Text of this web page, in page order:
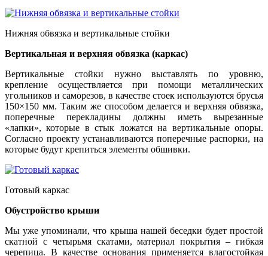
Нижняя обвязка и вертикальные стойки
Вертикальная и верхняя обвязка (каркас)
Вертикальные стойки нужно выставлять по уровню,
крепление осуществляется при помощи металлических
угольников и саморезов, в качестве стоек используются брусья
150×150 мм. Таким же способом делается и верхняя обвязка,
поперечные перекладины должны иметь вырезанные
«лапки», которые в стык ложатся на вертикальные опоры.
Согласно проекту устанавливаются поперечные распорки, на
которые будут крепиться элементы обшивки.
Готовый каркас
Обустройство крыши
Мы уже упоминали, что крыша нашей беседки будет простой
скатной с четырьмя скатами, материал покрытия – гибкая
черепица. В качестве основания применяется влагостойкая